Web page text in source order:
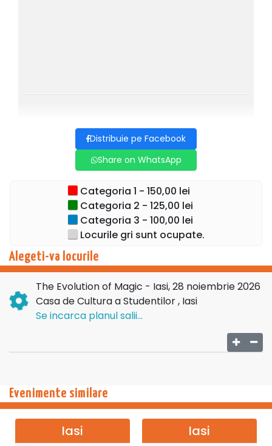
teatru captivantă și memorabilă.
Spectacolul este unul dintre cele mai longevive spectacole
de magie din Marea Britanie, fiind prezentat anual din
2016.
*spectacolul se desfasoara in limba engleza
Distribuie pe Facebook
Share on WhatsApp
Categoria 1 - 150,00 lei
Categoria 2 - 125,00 lei
Categoria 3 - 100,00 lei
Locurile gri sunt ocupate.
Alegeti-va locurile
The Evolution of Magic - Iasi, 28 noiembrie 2026
Casa de Cultura a Studentilor , Iasi
Se incarca planul salii...
Evenimente similare
Iasi Iasi